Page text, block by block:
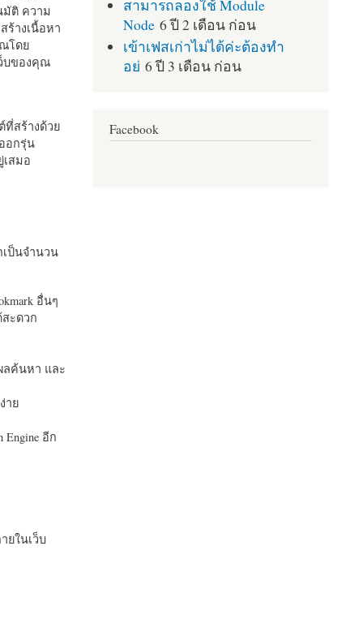
มัติ ความ
ร้างเนื้อหา
ณโดย
บของคุณ
ที่สร้างด้วย
อกรุ่น
สมอ
ป็นจำนวน
อื่นๆ
สะดวก
ลค้นหา และ
าย
อีก
ยในเว็บ
สามารถลองใช้ Module
Node 6 ปี 2 เดือน ก่อน
เข้าเฟสเก่าไม่ได้ค่ะต้องทำ
อย่ 6 ปี 3 เดือน ก่อน
Facebook